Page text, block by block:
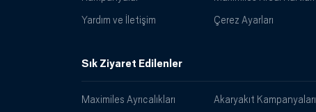
Yardım ve İletişim
Çerez Ayarları
Sık Ziyaret Edilenler
Maximiles Ayrıcalıkları Akaryakıt Kampanyaları